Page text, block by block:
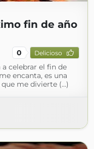
fin de año
0 Delicioso
a celebrar el fin de
encanta, es una
me divierte (...)